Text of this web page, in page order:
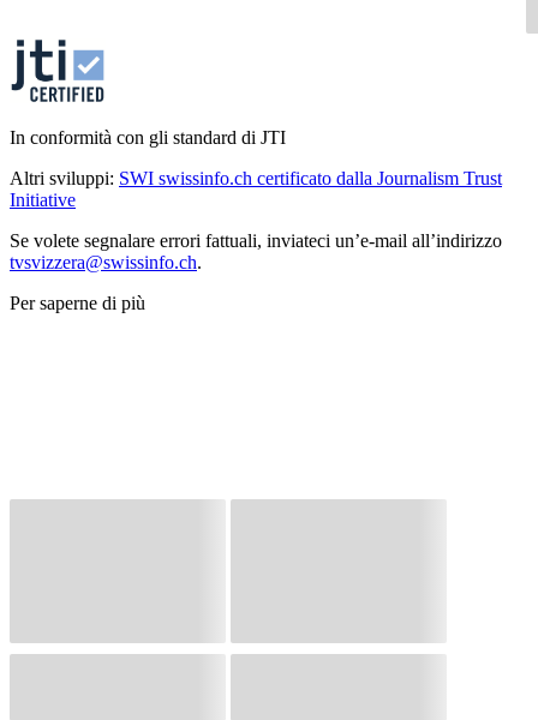
In conformità con gli standard di JTI
Altri sviluppi: SWI swissinfo.ch certificato dalla Journalism Trust
Initiative
Se volete segnalare errori fattuali, inviateci un’e-mail all’indirizzo
tvsvizzera@swissinfo.ch.
Per saperne di più